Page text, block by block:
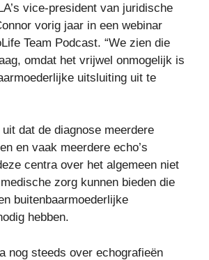
vice-president van juridische
vorig jaar in een webinar
Team Podcast. “We zien die
omdat het vrijwel onmogelijk is
uitsluiting uit te
dat de diagnose meerdere
en vaak meerdere echo’s
centra over het algemeen niet
zorg kunnen bieden die
buitenbaarmoederlijke
hebben.
nog steeds over echografieën